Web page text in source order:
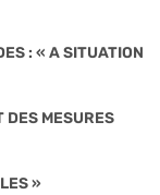
: « A SITUATION
DES MESURES
»